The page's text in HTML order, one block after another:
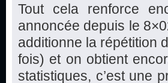
Tout cela renforce
annoncée depuis le
additionne la répétition
fois) et on obtient
statistiques, c’est une